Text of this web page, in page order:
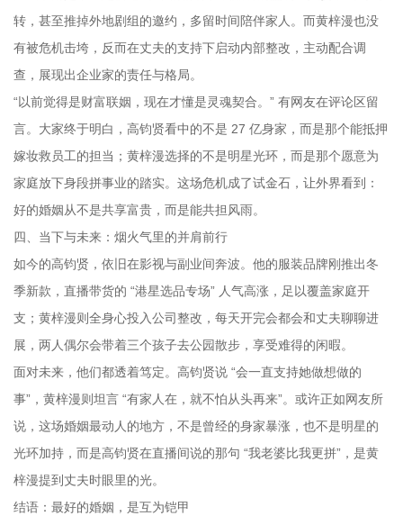
转，甚至推掉外地剧组的邀约，多留时间陪伴家人。而黄梓漫也没
有被危机击垮，反而在丈夫的支持下启动内部整改，主动配合调
查，展现出企业家的责任与格局。
“以前觉得是财富联姻，现在才懂是灵魂契合。” 有网友在评论区留
言。大家终于明白，高钧贤看中的不是 27 亿身家，而是那个能抵押
嫁妆救员工的担当；黄梓漫选择的不是明星光环，而是那个愿意为
家庭放下身段拼事业的踏实。这场危机成了试金石，让外界看到：
好的婚姻从不是共享富贵，而是能共担风雨。
四、当下与未来：烟火气里的并肩前行
如今的高钧贤，依旧在影视与副业间奔波。他的服装品牌刚推出冬
季新款，直播带货的 “港星选品专场” 人气高涨，足以覆盖家庭开
支；黄梓漫则全身心投入公司整改，每天开完会都会和丈夫聊聊进
展，两人偶尔会带着三个孩子去公园散步，享受难得的闲暇。
面对未来，他们都透着笃定。高钧贤说 “会一直支持她做想做的
事”，黄梓漫则坦言 “有家人在，就不怕从头再来”。或许正如网友所
说，这场婚姻最动人的地方，不是曾经的身家暴涨，也不是明星的
光环加持，而是高钧贤在直播间说的那句 “我老婆比我更拼”，是黄
梓漫提到丈夫时眼里的光。
结语：最好的婚姻，是互为铠甲